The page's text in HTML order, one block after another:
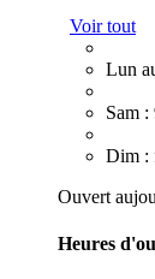
Voir tout
Lun
Sam :
Dim :
Ouvert
Heures